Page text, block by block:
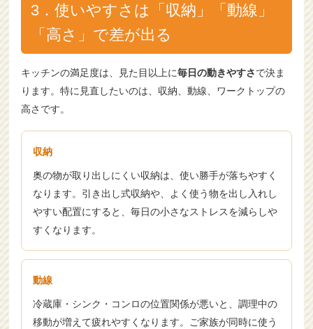
3．使いやすさは「収納」「動線」
「高さ」で差が出る
キッチンの満足度は、見た目以上に毎日の動きやすさで決ま
ります。特に見直したいのは、収納、動線、ワークトップの
高さです。
収納
奥の物が取り出しにくい収納は、使い勝手が落ちやすく
なります。引き出し式収納や、よく使う物を出し入れし
やすい配置にすると、毎日の小さなストレスを減らしや
すくなります。
動線
冷蔵庫・シンク・コンロの位置関係が悪いと、調理中の
移動が増えて疲れやすくなります。ご家族が同時に使う